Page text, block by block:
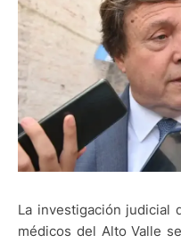
La investigación judicial
médicos del Alto Valle